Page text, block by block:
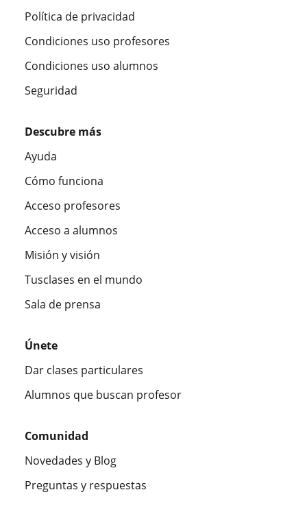
Política de privacidad
Condiciones uso profesores
Condiciones uso alumnos
Seguridad
Descubre más
Ayuda
Cómo funciona
Acceso profesores
Acceso a alumnos
Misión y visión
Tusclases en el mundo
Sala de prensa
Únete
Dar clases particulares
Alumnos que buscan profesor
Comunidad
Novedades y Blog
Preguntas y respuestas